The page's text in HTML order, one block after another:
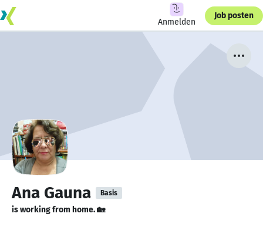
Anmelden
Job posten
Ana Gauna Basis
is working from home. 🏡